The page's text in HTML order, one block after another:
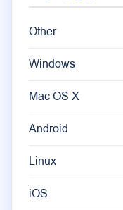
Other
Windows
Mac OS X
Android
Linux
iOS